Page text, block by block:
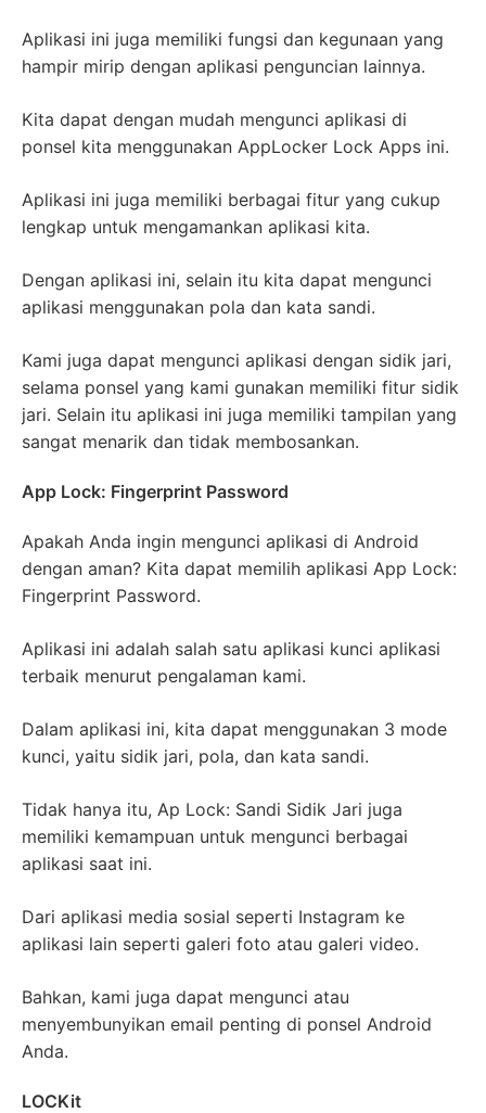
Aplikasi ini juga memiliki fungsi dan kegunaan yang
hampir mirip dengan aplikasi penguncian lainnya.
Kita dapat dengan mudah mengunci aplikasi di
ponsel kita menggunakan AppLocker Lock Apps ini.
Aplikasi ini juga memiliki berbagai fitur yang cukup
lengkap untuk mengamankan aplikasi kita.
Dengan aplikasi ini, selain itu kita dapat mengunci
aplikasi menggunakan pola dan kata sandi.
Kami juga dapat mengunci aplikasi dengan sidik jari,
selama ponsel yang kami gunakan memiliki fitur sidik
jari. Selain itu aplikasi ini juga memiliki tampilan yang
sangat menarik dan tidak membosankan.
App Lock: Fingerprint Password
Apakah Anda ingin mengunci aplikasi di Android
dengan aman? Kita dapat memilih aplikasi App Lock:
Fingerprint Password.
Aplikasi ini adalah salah satu aplikasi kunci aplikasi
terbaik menurut pengalaman kami.
Dalam aplikasi ini, kita dapat menggunakan 3 mode
kunci, yaitu sidik jari, pola, dan kata sandi.
Tidak hanya itu, Ap Lock: Sandi Sidik Jari juga
memiliki kemampuan untuk mengunci berbagai
aplikasi saat ini.
Dari aplikasi media sosial seperti Instagram ke
aplikasi lain seperti galeri foto atau galeri video.
Bahkan, kami juga dapat mengunci atau
menyembunyikan email penting di ponsel Android
Anda.
LOCKit